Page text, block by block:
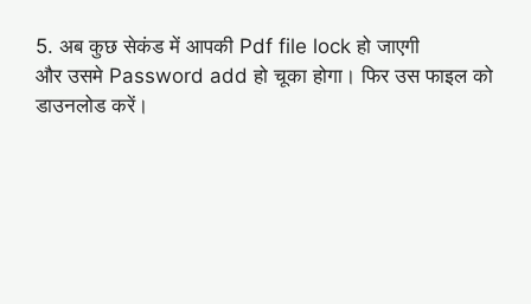
5. अब कुछ सेकंड में आपकी Pdf file lock हो जाएगी
और उसमे Password add हो चूका होगा। फिर उस फाइल को
डाउनलोड करें।